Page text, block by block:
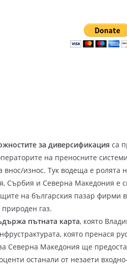
за диверсификация са
на преносните
износ. Тук водеща е ролята
Сърбия и Северна Македония е
на българския пазар фирми
газ.
пътната карта, която
която пренася
Северна Македония ще
останали от незаети